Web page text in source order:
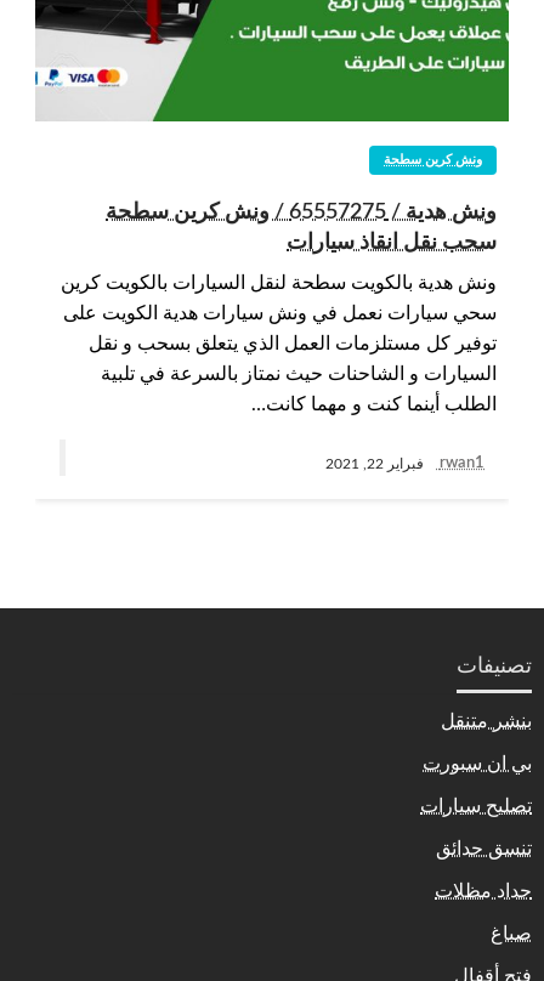
ونش كرين سطحة
ونش هدية / 65557275 / ونش كرين سطحة
سحب نقل انقاذ سيارات
ونش هدية بالكويت سطحة لنقل السيارات بالكويت كرين
سحي سيارات نعمل في ونش سيارات هدية الكويت على
توفير كل مستلزمات العمل الذي يتعلق بسحب و نقل
السيارات و الشاحنات حيث نمتاز بالسرعة في تلبية
الطلب أينما كنت و مهما كانت…
rwan1 فبراير 22, 2021
تصنيفات
بنشر متنقل
بي ان سبورت
تصليح سيارات
تنسق حدائق
حداد مظلات
صباغ
فتح أقفال